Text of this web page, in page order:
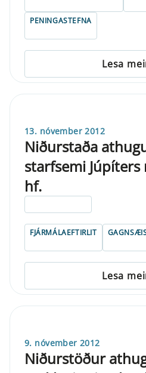
PENINGASTEFNA
Lesa
13. nóvember 2012
Niðurstaða
starfsemi
hf.
FJÁRMÁLAEFTIRLIT
Lesa
9. nóvember 2012
Niðurstöður